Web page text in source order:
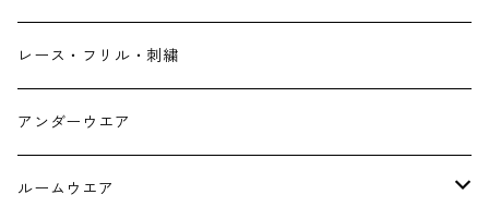
ストール
つけ襟
イヤリング・ピアス
レース・フリル・刺繍
アンダーウエア
ルームウエア